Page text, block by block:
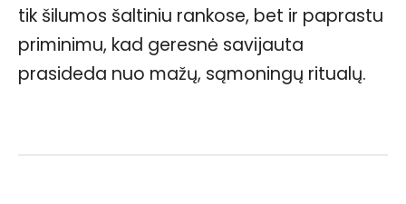
tik šilumos šaltiniu rankose, bet ir paprastu
priminimu, kad geresnė savijauta
prasideda nuo mažų, sąmoningų ritualų.